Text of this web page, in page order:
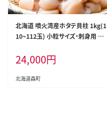
北海道 噴火湾産ホタテ貝柱 1kg(1
10~112玉) 小粒サイズ・刺身用 海
て 魚介類 貝 北海道 刺身 海鮮 1kg
mr1-1332
24,000円
北海道森町